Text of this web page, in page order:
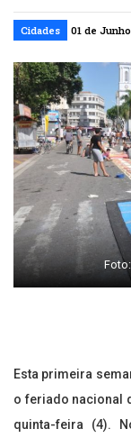
Cidades 01 de
Esta primeira
o feriado nacional
quinta-feira (4).